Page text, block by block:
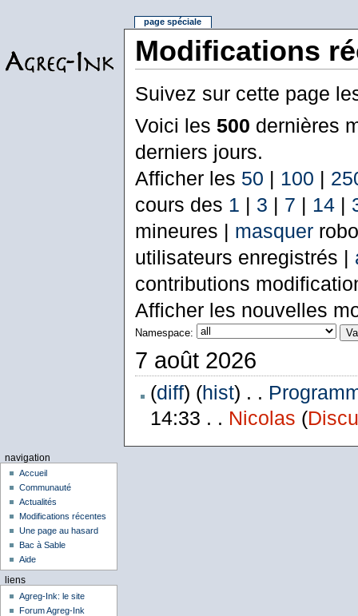
Modifications
Suivez sur cette page
Voici les 500 dernières
derniers jours.
Afficher les 50 | 100 |
cours des 1 | 3 | 7 | 14|
mineures | masquer
utilisateurs enregistrés |
contributions
Afficher les nouvelles
Namespace:
7 août 2026
(diff) (hist) . .
14:33 . . Nicolas (
page spéciale
navigation
Accueil
Communauté
Actualités
Modifications récentes
Une page au hasard
Bac à Sable
Aide
liens
Agreg-Ink: le site
Forum Agreg-Ink